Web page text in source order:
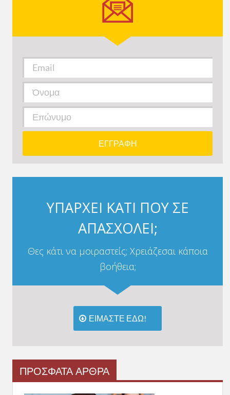
ΥΠΑΡΧΕΙ ΚΑΤΙ ΠΟΥ ΣΕ
ΑΠΑΣΧΟΛΕΙ;
Θες κάτι να μοιραστείς; Χρειάζεσαι κάποια
βοήθεια;
ΕΙΜΑΣΤΕ ΕΔΩ!
ΠΡΟΣΦΑΤΑ ΑΡΘΡΑ